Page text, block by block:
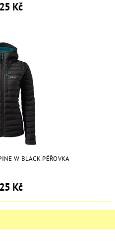
Kč
W BLACK PÉŘOVKA
Kč